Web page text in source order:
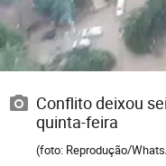
Conflito deixou
quinta-feira
(foto: Reprodução/